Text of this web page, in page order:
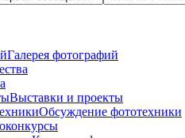
Галерея фотографий
Выставки и проекты
Обсуждение фототехники